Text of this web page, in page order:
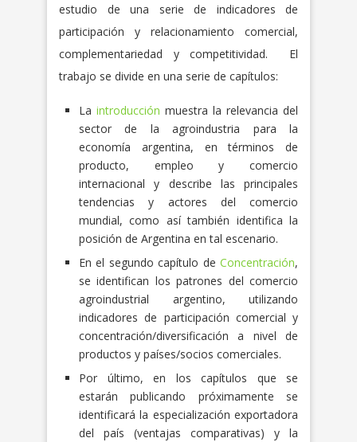
estudio de una serie de indicadores de
participación y relacionamiento comercial,
complementariedad y competitividad. El
trabajo se divide en una serie de capítulos:
La introducción muestra la relevancia del
sector de la agroindustria para la
economía argentina, en términos de
producto, empleo y comercio
internacional y describe las principales
tendencias y actores del comercio
mundial, como así también identifica la
posición de Argentina en tal escenario.
En el segundo capítulo de Concentración,
se identifican los patrones del comercio
agroindustrial argentino, utilizando
indicadores de participación comercial y
concentración/diversificación a nivel de
productos y países/socios comerciales.
Por último, en los capítulos que se
estarán publicando próximamente se
identificará la especialización exportadora
del país (ventajas comparativas) y la